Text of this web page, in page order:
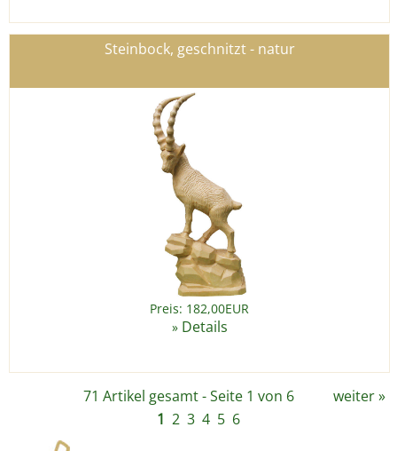
Steinbock, geschnitzt - natur
Preis: 182,00EUR
» Details
71 Artikel gesamt - Seite 1 von 6 weiter»
1 2 3 4 5 6